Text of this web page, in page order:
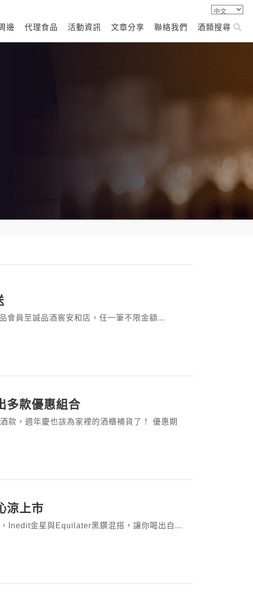
邊 代理食品 活動資訊 文章分享 聯絡我們 酒類搜尋
會員至誠品酒窖安和店，任一筆不限金額...
多款優惠組合
款，週年慶也該為家裡的酒櫃補貨了！ 優惠期
涼上市
Inedit金星與Equilater黑鑽混搭，讓你喝出自...